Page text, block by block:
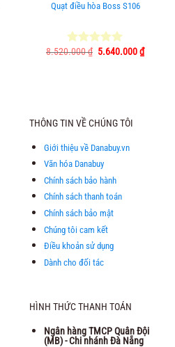
Quạt điều hòa Boss S106
Được xếp
8.520.000₫ Giá
5.640.000₫Giá
hiện
THÔNG TIN VỀ CHÚNG TÔI
Giới thiệu về Danabuy.vn
Văn hóa Danabuy
Chính sách bảo hành
Chính sách thanh toán
Chính sách bảo mật
Chúng tôi cam kết
Điều khoản sử dụng
Dành cho đối tác
HÌNH THỨC THANH TOÁN
Ngân hàng TMCP Quân Đội
(MB) - Chi nhánh Đà Nẵng